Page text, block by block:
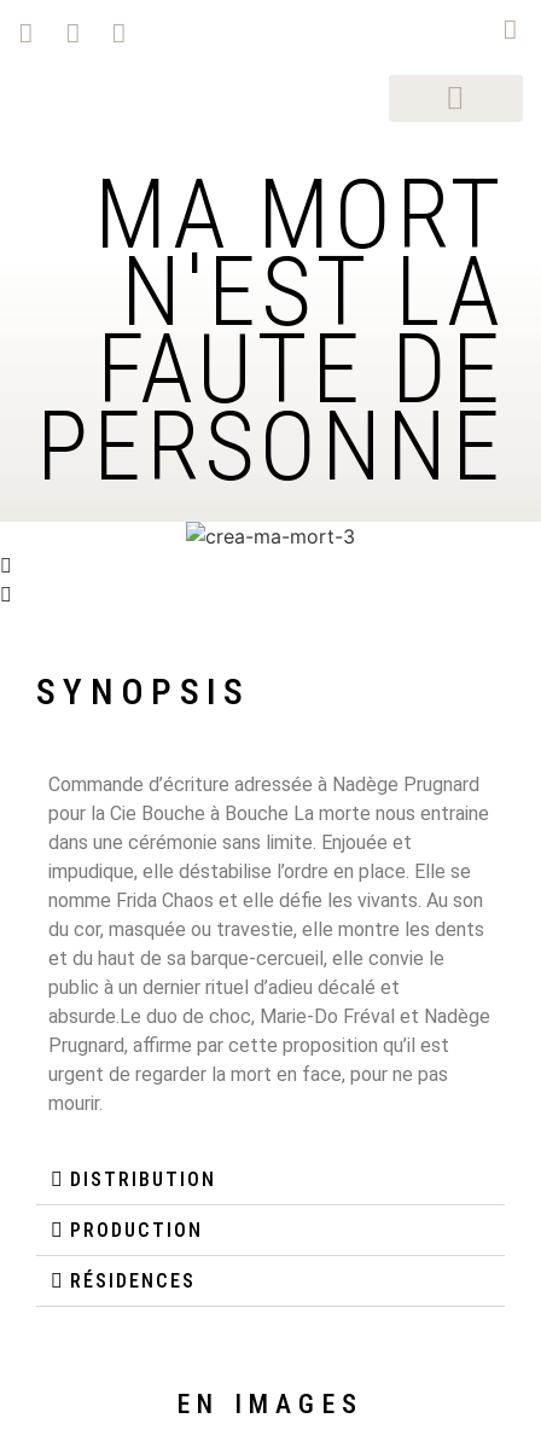
MA MORT
N'EST LA
FAUTE DE
PERSONNE
SYNOPSIS
Commande d’écriture adressée à Nadège Prugnard
pour la Cie Bouche à Bouche La morte nous entraine
dans une cérémonie sans limite. Enjouée et
impudique, elle déstabilise l’ordre en place. Elle se
nomme Frida Chaos et elle défie les vivants. Au son
du cor, masquée ou travestie, elle montre les dents
et du haut de sa barque-cercueil, elle convie le
public à un dernier rituel d’adieu décalé et
absurde.Le duo de choc, Marie-Do Fréval et Nadège
Prugnard, affirme par cette proposition qu’il est
urgent de regarder la mort en face, pour ne pas
mourir.
DISTRIBUTION
PRODUCTION
RÉSIDENCES
EN IMAGES